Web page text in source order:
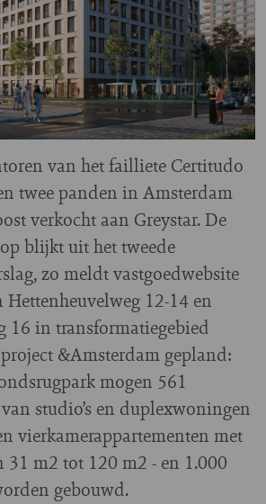
van het failliete Certitudo
twee panden in Amsterdam
verkocht aan Greystar. De
blijkt uit het tweede
zo meldt vastgoedwebsite
12-14 en
16 in transformatiegebied
&Amsterdam gepland:
mogen 561
studio’s en duplexwoningen
vierkamerappartementen met
31 m2 tot 120 m2 - en 1.000
gebouwd.